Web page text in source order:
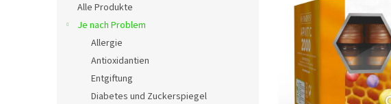
Alle Produkte
Je nach Problem
Allergie
Antioxidantien
Entgiftung
Diabetes und Zuckerspiegel
5,0
von
5
Sternen.